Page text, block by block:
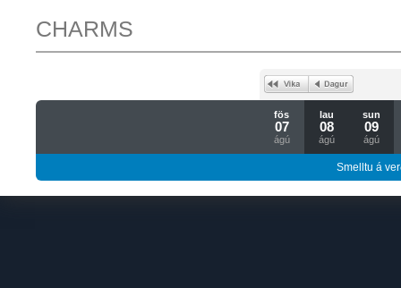
CHARMS
fös
07
ágú
lau
08
ágú
sun
09
ágú
Smelltu á